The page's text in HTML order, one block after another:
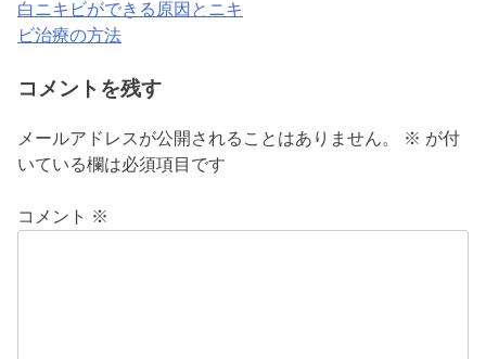
投
ナ
ビ
ゲ
ー
白ニキビができる原因とニキ
ビ治療の方法
コメントを残す
メールアドレスが公開されることはありません。 ※ が付
いている欄は必須項目です
コメント ※